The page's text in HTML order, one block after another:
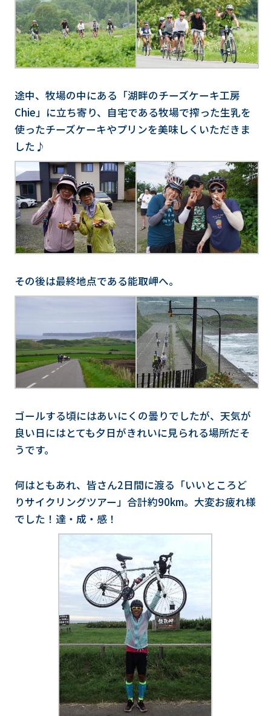
途中、牧場の中にある「湖畔のチーズケーキ工房
Chie」に立ち寄り、自宅である牧場で搾った生乳を
使ったチーズケーキやプリンを美味しくいただきま
した♪
その後は最終地点である能取岬へ。
ゴールする頃にはあいにくの曇りでしたが、天気が
良い日にはとても夕日がきれいに見られる場所だそ
うです。
何はともあれ、皆さん2日間に渡る「いいところど
りサイクリングツアー」合計約90km。大変お疲れ様
でした！達・成・感！